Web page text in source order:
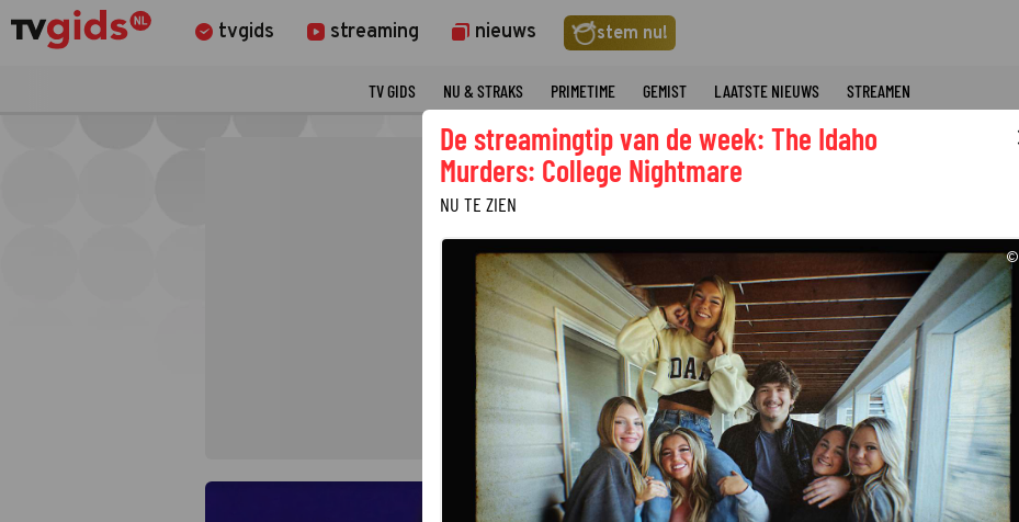
tvgids streaming nieuws stem nu!
TV GIDS NU & STRAKS PRIMETIME GEMIST LAATSTE NIEUWS STREAMEN
De streamingtip van de week: The Idaho
Murders: College Nightmare
NU TE ZIEN
©